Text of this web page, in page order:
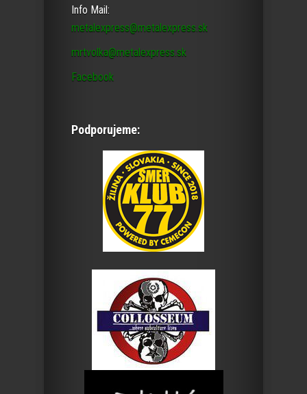
Info Mail:
metalexpress@metalexpress.sk
mrtvolka@metalexpress.sk
Facebook
Podporujeme: